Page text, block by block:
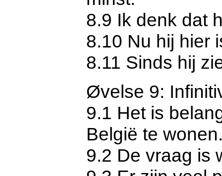
8.9 Ik denk dat
8.10 Nu hij hier
8.11 Sinds hij
Øvelse 9:
9.1 Het is
België te
9.2 De vraag is